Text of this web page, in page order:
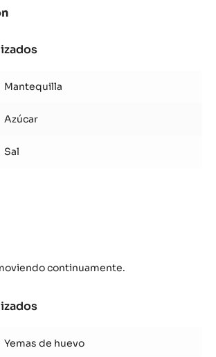
Breton
Mantequilla
Azúcar
Sal
continuamente.
Breton
Yemas de huevo